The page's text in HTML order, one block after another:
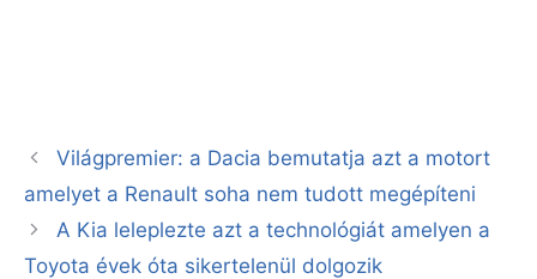
Világpremier: a Dacia bemutatja azt a motort
amelyet a Renault soha nem tudott megépíteni
A Kia leleplezte azt a technológiát amelyen a
Toyota évek óta sikertelenül dolgozik